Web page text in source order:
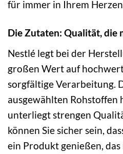
für immer in Ihrem
Die Zutaten: Qualität, die
Nestlé legt bei der
großen Wert auf
sorgfältige Verarbeitung.
ausgewählten Rohstoffen
unterliegt strengen
können Sie sicher sein,
ein Produkt genießen,